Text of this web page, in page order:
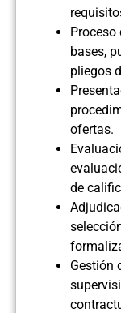
Proceso
bases,
pliegos
ofertas.
de
Gestión